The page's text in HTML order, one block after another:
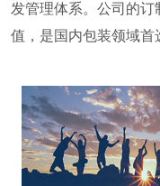
发管理体系。公司的
值， 是国内包装领域首